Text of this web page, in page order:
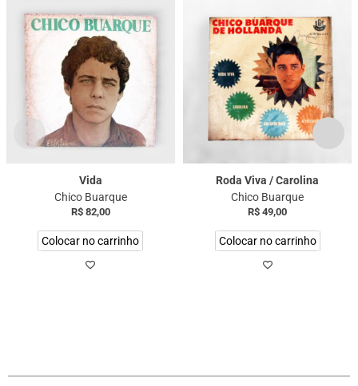
Vida
Chico Buarque
R$82,00
Colocar no carrinho
Roda Viva / Carolina
Chico Buarque
R$ 49,00
Colocar no carrinho